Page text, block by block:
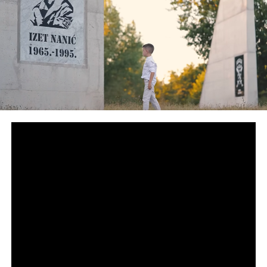
Tweet Share
Mail
HAPŠENJE MILORAD DODIK
SIPA
UP NEXT
Stevandić poručio Trojci: Dođite po mene u plavom